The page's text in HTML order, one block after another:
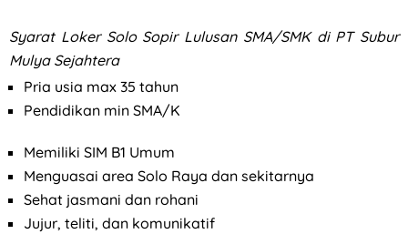
Syarat Loker Solo Sopir Lulusan SMA/SMK di PT Subur
Mulya Sejahtera
Pria usia max 35 tahun
Pendidikan min SMA/K
Memiliki SIM B1 Umum
Menguasai area Solo Raya dan sekitarnya
Sehat jasmani dan rohani
Jujur, teliti, dan komunikatif